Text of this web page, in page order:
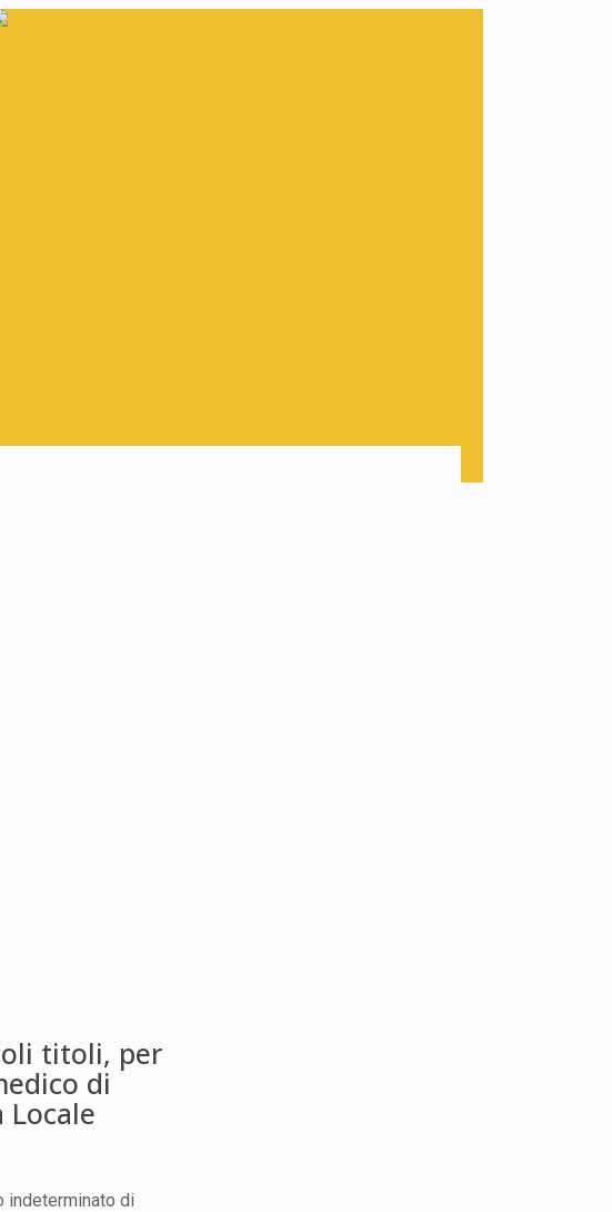
titoli, per
di
Locale
indeterminato di